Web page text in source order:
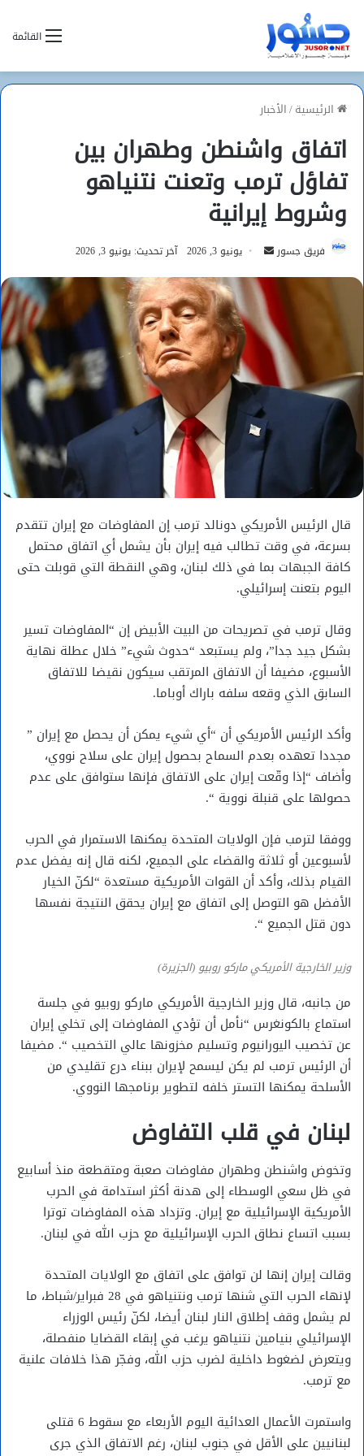
القائمة
الرئيسية/الأخبار
اتفاق واشنطن وطهران بين
تفاؤل ترمب وتعنت نتنياهو
وشروط إيرانية
فريق جسور
أرسل
إلكترونيا
يونيو 3, 2026 آخر تحديث: يونيو 3, 2026
قال الرئيس الأمريكي دونالد ترمب إن المفاوضات مع إيران تتقدم
بسرعة، في وقت تطالب فيه إيران بأن يشمل أي اتفاق محتمل
كافة الجبهات بما في ذلك لبنان، وهي النقطة التي قوبلت حتى
اليوم بتعنت إسرائيلي.
وقال ترمب في تصريحات من البيت الأبيض إن “المفاوضات تسير
بشكل جيد جدا”، ولم يستبعد “حدوث شيء” خلال عطلة نهاية
الأسبوع، مضيفا أن الاتفاق المرتقب سيكون نقيضا للاتفاق
السابق الذي وقعه سلفه باراك أوباما.
وأكد الرئيس الأمريكي أن “أي شيء يمكن أن يحصل مع إيران ”
مجددا تعهده بعدم السماح بحصول إيران على سلاح نووي،
وأضاف “إذا وقّعت إيران على الاتفاق فإنها ستوافق على عدم
حصولها على قنبلة نووية “.
ووفقا لترمب فإن الولايات المتحدة يمكنها الاستمرار في الحرب
لأسبوعين أو ثلاثة والقضاء على الجميع، لكنه قال إنه يفضل عدم
القيام بذلك، وأكد أن القوات الأمريكية مستعدة “لكنّ الخيار
الأفضل هو التوصل إلى اتفاق مع إيران يحقق النتيجة نفسها
دون قتل الجميع “.
وزير الخارجية الأمريكي ماركو روبيو (الجزيرة)
من جانبه، قال وزير الخارجية الأمريكي ماركو روبيو في جلسة
استماع بالكونغرس “نأمل أن تؤدي المفاوضات إلى تخلي إيران
عن تخصيب اليورانيوم وتسليم مخزونها عالي التخصيب “. مضيفا
أن الرئيس ترمب لم يكن ليسمح لإيران ببناء درع تقليدي من
الأسلحة يمكنها التستر خلفه لتطوير برنامجها النووي.
لبنان في قلب التفاوض
وتخوض واشنطن وطهران مفاوضات صعبة ومتقطعة منذ أسابيع
في ظل سعي الوسطاء إلى هدنة أكثر استدامة في الحرب
الأمريكية الإسرائيلية مع إيران. وتزداد هذه المفاوضات توترا
بسبب اتساع نطاق الحرب الإسرائيلية مع حزب الله في لبنان.
وقالت إيران إنها لن توافق على اتفاق مع الولايات المتحدة
لإنهاء الحرب التي شنها ترمب ونتنياهو في 28 فبراير/شباط، ما
لم يشمل وقف إطلاق النار لبنان أيضا، لكنّ رئيس الوزراء
الإسرائيلي بنيامين نتنياهو يرغب في إبقاء القضايا منفصلة،
ويتعرض لضغوط داخلية لضرب حزب الله، وفجّر هذا خلافات علنية
مع ترمب.
واستمرت الأعمال العدائية اليوم الأربعاء مع سقوط 6 قتلى
لبنانيين على الأقل في جنوب لبنان، رغم الاتفاق الذي جرى